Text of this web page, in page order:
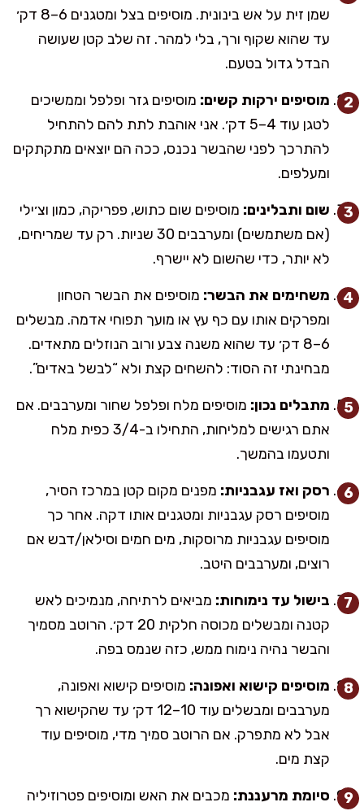
שמן זית על אש בינונית. מוסיפים בצל ומטגנים 6–8 דק׳
עד שהוא שקוף ורך, בלי למהר. זה שלב קטן שעושה
הבדל גדול בטעם.
מוסיפים ירקות קשים: מוסיפים גזר ופלפל וממשיכים
לטגן עוד 4–5 דק׳. אני אוהבת לתת להם להתחיל
להתרכך לפני שהבשר נכנס, ככה הם יוצאים מתקתקים
ומעלפים.
שום ותבלינים: מוסיפים שום כתוש, פפריקה, כמון וצ׳ילי
(אם משתמשים) ומערבבים 30 שניות. רק עד שמריחים,
לא יותר, כדי שהשום לא יישרף.
משחימים את הבשר: מוסיפים את הבשר הטחון
ומפרקים אותו עם כף עץ או מועך תפוחי אדמה. מבשלים
6–8 דק׳ עד שהוא משנה צבע ורוב הנוזלים מתאדים.
מבחינתי זה הסוד: להשחים קצת ולא “לבשל באדים”.
מתבלים נכון: מוסיפים מלח ופלפל שחור ומערבבים. אם
אתם רגישים למליחות, התחילו ב-3/4 כפית מלח
ותטעמו בהמשך.
רסק ואז עגבניות: מפנים מקום קטן במרכז הסיר,
מוסיפים רסק עגבניות ומטגנים אותו דקה. אחר כך
מוסיפים עגבניות מרוסקות, מים חמים וסילאן/דבש אם
רוצים, ומערבבים היטב.
בישול עד נימוחות: מביאים לרתיחה, מנמיכים לאש
קטנה ומבשלים מכוסה חלקית 20 דק׳. הרוטב מסמיך
והבשר נהיה נימוח ממש, כזה שנמס בפה.
מוסיפים קישוא ואפונה: מוסיפים קישוא ואפונה,
מערבבים ומבשלים עוד 10–12 דק׳ עד שהקישוא רך
אבל לא מתפרק. אם הרוטב סמיך מדי, מוסיפים עוד
קצת מים.
סיומת מרעננת: מכבים את האש ומוסיפים פטרוזיליה